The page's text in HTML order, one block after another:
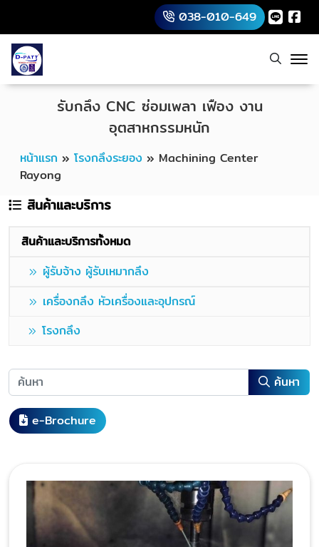
038-010-649
หน้าแรก » โรงกลึงระยอง » Machining Center
Rayong
รับกลึง CNC ซ่อมเพลา เฟือง งาน
อุตสาหกรรมหนัก
สินค้าและบริการ
สินค้าและบริการทั้งหมด
ผู้รับจ้าง ผู้รับเหมากลึง
เครื่องกลึง หัวเครื่องและอุปกรณ์
โรงกลึง
ค้นหา
e-Brochure